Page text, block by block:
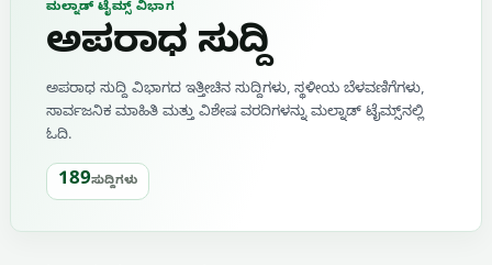
ಮಲ್ನಾಡ್ ಟೈಮ್ಸ್ ವಿಭಾಗ
ಅಪರಾಧ ಸುದ್ದಿ
ಅಪರಾಧ ಸುದ್ದಿ ವಿಭಾಗದ ಇತ್ತೀಚಿನ ಸುದ್ದಿಗಳು, ಸ್ಥಳೀಯ ಬೆಳವಣಿಗೆಗಳು,
ಸಾರ್ವಜನಿಕ ಮಾಹಿತಿ ಮತ್ತು ವಿಶೇಷ ವರದಿಗಳನ್ನು ಮಲ್ನಾಡ್ ಟೈಮ್ಸ್‌ನಲ್ಲಿ
ಓದಿ.
189ಸುದ್ದಿಗಳು